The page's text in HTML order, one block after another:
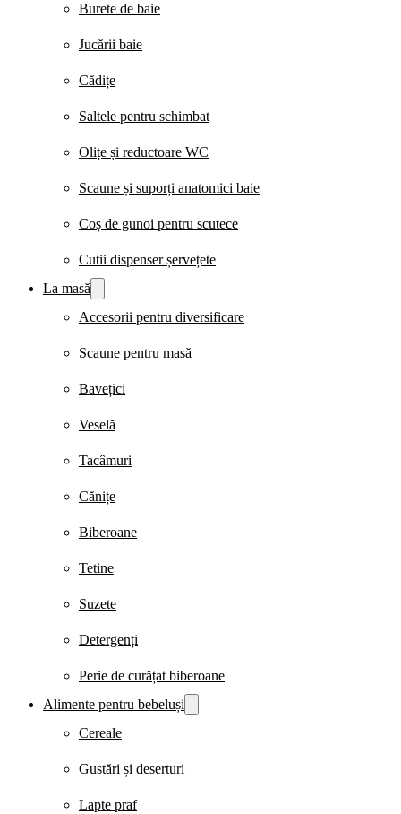
Burete de baie
Jucării baie
Cădițe
Saltele pentru schimbat
Olițe și reductoare WC
Scaune și suporți anatomici baie
Coș de gunoi pentru scutece
Cutii dispenser șervețete
La masă
Accesorii pentru diversificare
Scaune pentru masă
Bavețici
Veselă
Tacâmuri
Cănițe
Biberoane
Tetine
Suzete
Detergenți
Perie de curățat biberoane
Alimente pentru bebeluși
Cereale
Gustări și deserturi
Lapte praf